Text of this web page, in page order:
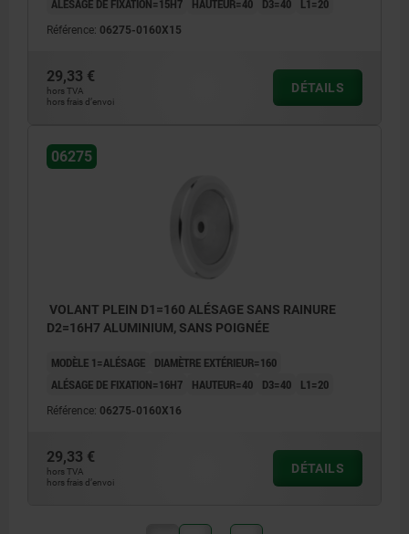
ALÉSAGE DE FIXATION=15H7 HAUTEUR=40 D3=40 L1=20
Référence: 06275-0160X15
29,33 €
hors TVA
hors frais d’envoi
DÉTAILS
06275
VOLANT PLEIN D1=160 ALÉSAGE SANS RAINURE
D2=16H7 ALUMINIUM, SANS POIGNÉE
MODÈLE 1=ALÉSAGE
DIAMÈTRE EXTÉRIEUR=160
ALÉSAGE DE FIXATION=16H7
HAUTEUR=40 D3=40 L1=20
Référence: 06275-0160X16
29,33 €
hors TVA
hors frais d’envoi
DÉTAILS